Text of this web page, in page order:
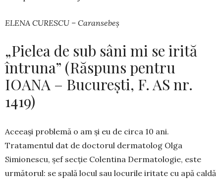
ELENA CURESCU – Caransebeș
„Pielea de sub sâni mi se irită
întruna” (Răspuns pentru
IOANA – București, F. AS nr.
1419)
Aceeași problemă o am și eu de circa 10 ani.
Tratamentul dat de doc­torul dermatolog Olga
Simionescu, șef secție Colentina Dermatologie, este
următorul: se spală locul sau locurile iritate cu apă caldă